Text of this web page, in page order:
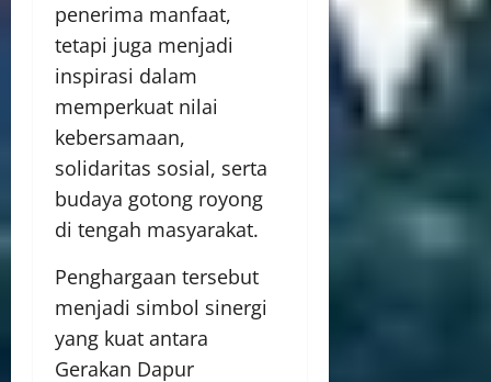
penerima manfaat,
tetapi juga menjadi
inspirasi dalam
memperkuat nilai
kebersamaan,
solidaritas sosial, serta
budaya gotong royong
di tengah masyarakat.
Penghargaan tersebut
menjadi simbol sinergi
yang kuat antara
Gerakan Dapur